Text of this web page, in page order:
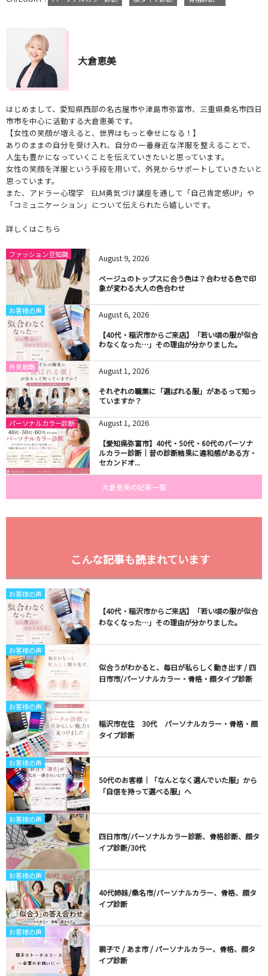
大倉恵美
はじめまして、愛知県西部の名古屋市や津島市弥富市、三重県桑名市四日
市市を中心に活動する大倉恵美です。
【女性の笑顔が増えると、世界はもっと幸せになる！】
ありのままの自分を受け入れ、自分の一番身近な洋服を整えることで、
人生も豊かになっていくことを伝えていきたいと思っています。
女性の笑顔を洋服という手段を用いて、外見からサポートしていきたいと
思っています。
また、アドラー心理学 ELM勇気づけ講座を通して「自己肯定感UP」や
「コミュニケーション」について伝えられたら嬉しいです。
詳しくはこちら
ファッション豆知識 August9, 2026
ベージュのトップスに合う色は？合わせる色で印
象が変わる大人の色合わせ
お客様の声 August6, 2026
【40代・稲沢市からご来店】「若い頃の服が似合
わなくなった…」その理由が分かりました。
外見戦略 August1, 2026
それぞれの職業に「選ばれる服」があるって知っ
ていますか？
パーソナルカラー診断 August1, 2026
【愛知県弥富市】40代・50代・60代のパーソナ
ルカラー診断｜昔の診断結果に違和感がある方・
セカンドオ...
大倉恵美の記事一覧
こんな記事も読まれています
お客様の声
【40代・稲沢市からご来店】「若い頃の服が似合
わなくなった…」その理由が分かりました。
お客様の声
似合うがわかると、毎日が私らしく動き出す / 四
日市市/パーソナルカラー・骨格・顔タイプ診断
お客様の声
稲沢市在住 30代 パーソナルカラー・骨格・顔
タイプ診断
お客様の声
50代のお客様｜「なんとなく選んでいた服」から
「自信を持って選べる服」へ
お客様の声
四日市市/パーソナルカラー診断、骨格診断、顔タ
イプ診断/30代
お客様の声
40代姉妹/桑名市/パーソナルカラー、骨格、顔タ
イプ診断
お客様の声
親子で / あま市 / パーソナルカラー、骨格、顔タ
イプ診断